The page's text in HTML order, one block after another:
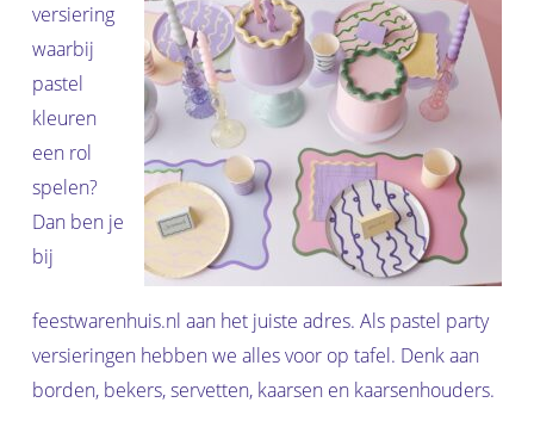
versiering
waarbij
pastel
kleuren
een rol
spelen?
Dan ben je
bij
feestwarenhuis.nl aan het juiste adres. Als pastel party
versieringen hebben we alles voor op tafel. Denk aan
borden, bekers, servetten, kaarsen en kaarsenhouders.